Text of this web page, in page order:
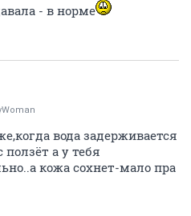
- в норме
вода задерживается
ползёт а у тебя
кожа сохнет-мало пра